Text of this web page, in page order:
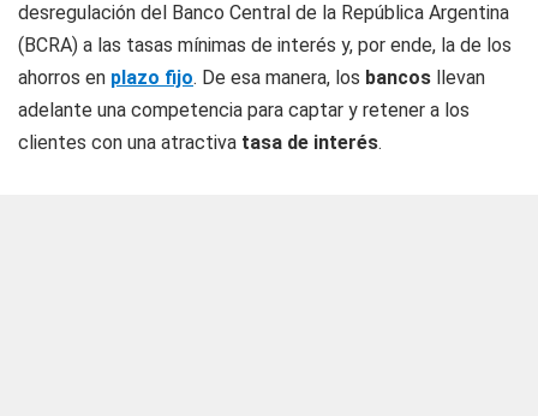
desregulación del Banco Central de la República Argentina
(BCRA) a las tasas mínimas de interés y, por ende, la de los
ahorros en plazo fijo. De esa manera, los bancos llevan
adelante una competencia para captar y retener a los
clientes con una atractiva tasa de interés.